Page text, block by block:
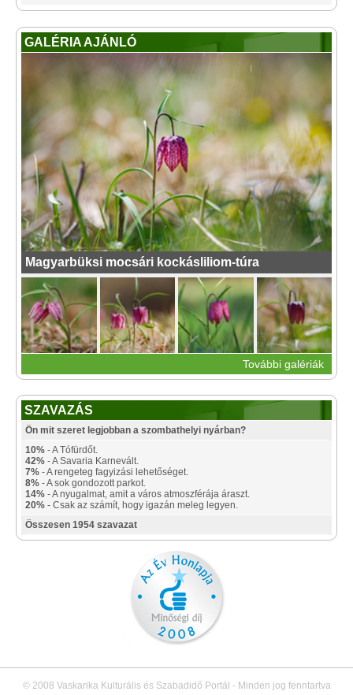
GALÉRIA AJÁNLÓ
Magyarbüksi mocsári kockásliliom-túra
További galériák
SZAVAZÁS
Ön mit szeret legjobban a szombathelyi nyárban?
10% - A Tófürdőt.
42% - A Savaria Karnevált.
7% - A rengeteg fagyizási lehetőséget.
8% - A sok gondozott parkot.
14% - A nyugalmat, amit a város atmoszférája áraszt.
20% - Csak az számít, hogy igazán meleg legyen.
Összesen 1954 szavazat
© 2008 Vaskarika Kulturális és Szabadidő Portál - Minden jog fenntartva